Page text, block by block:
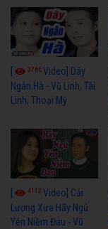
3766Video] Dãy
Ngân Hà - Vũ Linh, Tài
Linh, Thoại Mỹ
4113 Video] Cải
Lương Xưa Hãy Ngủ
Yên Niềm Đau - Vũ